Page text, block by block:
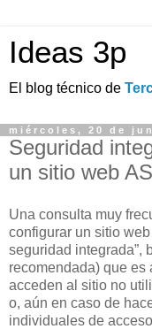
Ideas 3p
El blog técnico de
miércoles, 20 de
Seguridad
un sitio web
Una consulta muy
configurar un sitio
seguridad integrada”,
recomendada) que
acceden al sitio no
o, aún en caso de
individuales de